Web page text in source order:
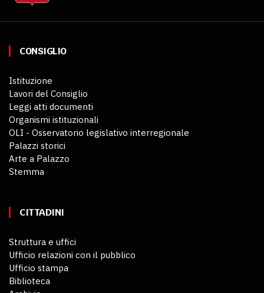
CONSIGLIO
Istituzione
Lavori del Consiglio
Leggi atti documenti
Organismi istituzionali
OLI - Osservatorio legislativo interregionale
Palazzi storici
Arte a Palazzo
Stemma
CITTADINI
Struttura e uffici
Ufficio relazioni con il pubblico
Ufficio stampa
Biblioteca